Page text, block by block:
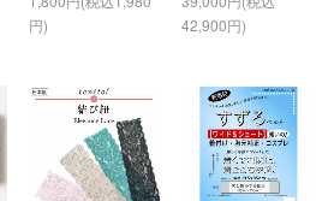
円)
42,900円)